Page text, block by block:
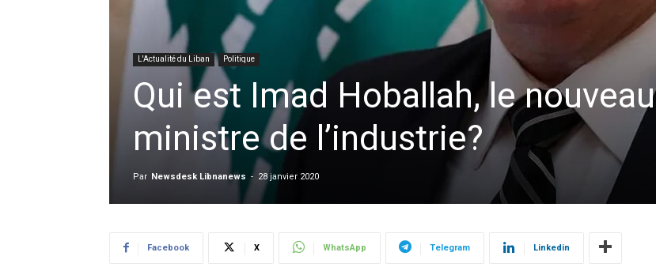
L'Actualité du Liban Politique
Qui est Imad Hoballah, le nouveau
ministre de l’industrie?
Par Newsdesk Libnanews - 28 janvier 2020
Facebook X WhatsApp Telegram Linkedin